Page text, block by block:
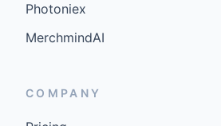
Photoniex
MerchmindAI
COMPANY